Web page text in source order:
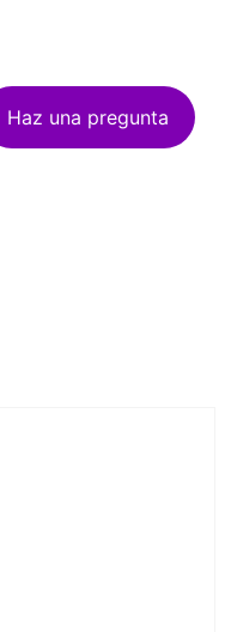
Haz una pregunta